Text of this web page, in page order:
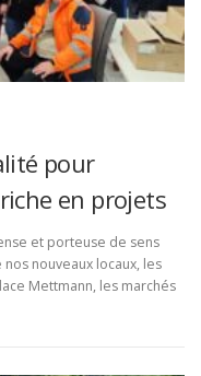
pour
en projets
et porteuse de sens
nos nouveaux locaux, les
Mettmann, les marchés